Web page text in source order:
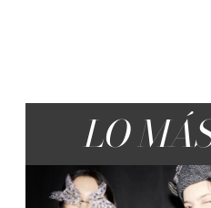
LO